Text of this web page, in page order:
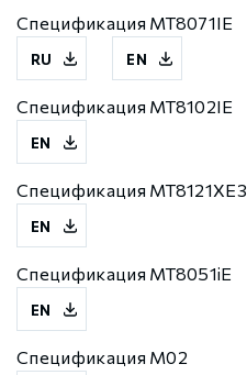
Спецификация MT8071IE
RU EN
Спецификация MT8102IE
EN
Спецификация MT8121XE3
EN
Спецификация MT8051iE
EN
Спецификация M02